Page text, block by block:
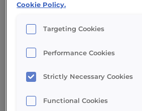
einfach zu bedienen dank
und erhalten Sie nützliche
Benachrichtigungen.
kompakten Größe passt die
nahezu jeden Standort.
Cookie Policy.
Targeting Cookies
Performance Cookies
Strictly Necessary Cookies
Functional Cookies